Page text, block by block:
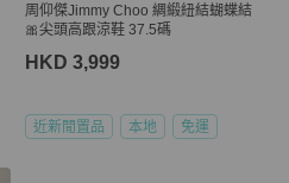
周仰傑Jimmy Choo 綢緞紐結蝴蝶結
🎀尖頭高跟涼鞋 37.5碼
HKD 3,999
近新閒置品 本地 免運